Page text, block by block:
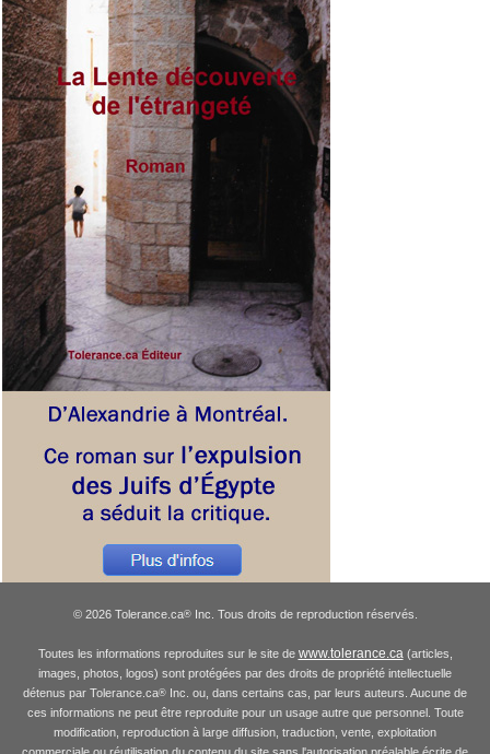
© 2026 Tolerance.ca®Inc. Tous droits de reproduction réservés.
Toutes les informations reproduites sur le site de www.tolerance.ca(articles,
images, photos, logos) sont protégées par des droits de propriété intellectuelle
détenus par Tolerance.ca® Inc. ou, dans certains cas, par leurs auteurs. Aucune de
ces informations ne peut être reproduite pour un usage autre que personnel. Toute
modification, reproduction à large diffusion, traduction, vente, exploitation